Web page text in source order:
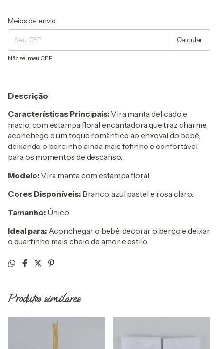
Entregas para o CEP:
Meios de envio
Calcular
Não sei meu CEP
Descrição
Características Principais:Vira manta delicado e
macio, com estampa floral encantadora que traz charme,
aconchego e um toque romântico ao enxoval do bebê,
deixando o bercinho ainda mais fofinho e confortável
para os momentos de descanso.
Modelo:Vira manta com estampa floral.
Cores Disponíveis: Branco, azul pastel e rosa claro.
Tamanho: Único.
Ideal para: Aconchegar o bebê, decorar o berço e deixar
o quartinho mais cheio de amor e estilo.
Produtos similares